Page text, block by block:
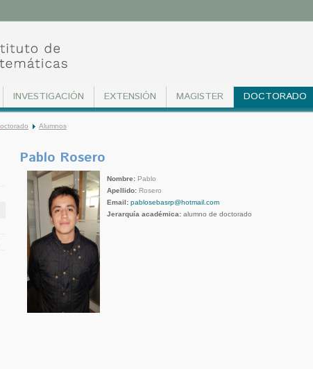
INVESTIGACIÓN EXTENSIÓN MAGISTER DOCTORADO
Alumnos
Pablo Rosero
Nombre: Pablo
Apellido: Rosero
Email: pablosebasrp@hotmail.com
Jerarquía académica: alumno de doctorado